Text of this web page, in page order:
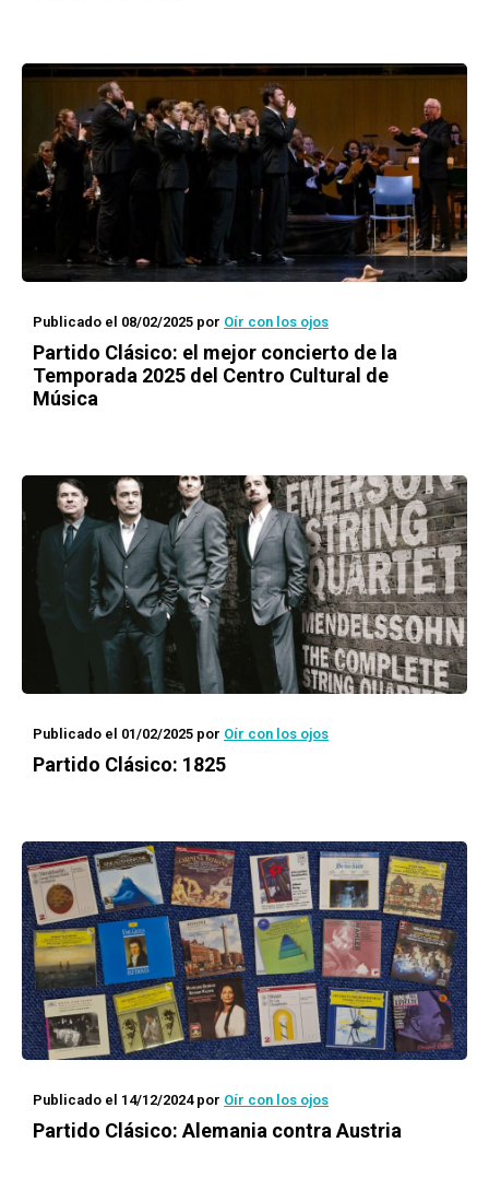
Publicado el 08/02/2025 por Oír con los ojos
Partido Clásico: el mejor concierto de la
Temporada 2025 del Centro Cultural de
Música
Publicado el 01/02/2025 por Oír con los ojos
Partido Clásico: 1825
Publicado el 14/12/2024por Oír con los ojos
Partido Clásico: Alemania contra Austria